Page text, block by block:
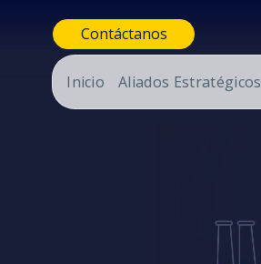
Contáctanos
Inicio Aliados Estratégicos